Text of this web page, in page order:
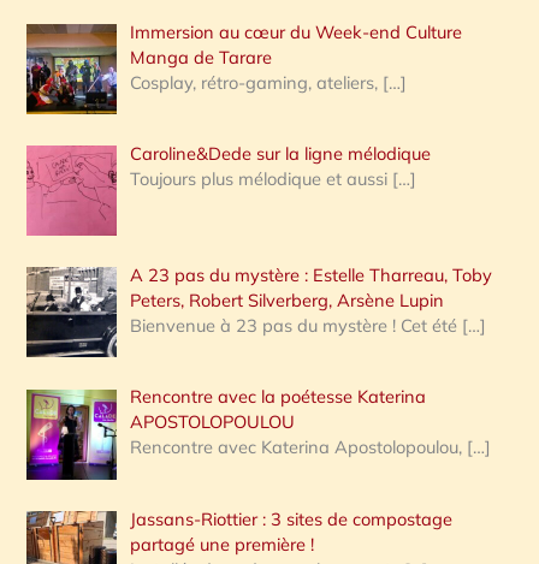
:
Immersion au cœur du Week-end Culture
Manga de Tarare
Cosplay, rétro-gaming, ateliers, […]
Caroline&Dede sur la ligne mélodique
Toujours plus mélodique et aussi […]
A 23 pas du mystère : Estelle Tharreau, Toby
Peters, Robert Silverberg, Arsène Lupin
Bienvenue à 23 pas du mystère ! Cet été […]
Rencontre avec la poétesse Katerina
APOSTOLOPOULOU
Rencontre avec Katerina Apostolopoulou, […]
Jassans-Riottier : 3 sites de compostage
partagé une première !